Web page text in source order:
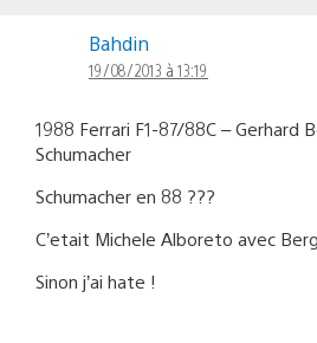
Bahdin
19/08/2013 à 13:19
1988 Ferrari F1-87/88C – Gerhard
Schumacher
Schumacher en 88 ???
C’etait Michele Alboreto avec
Sinon j’ai hate !